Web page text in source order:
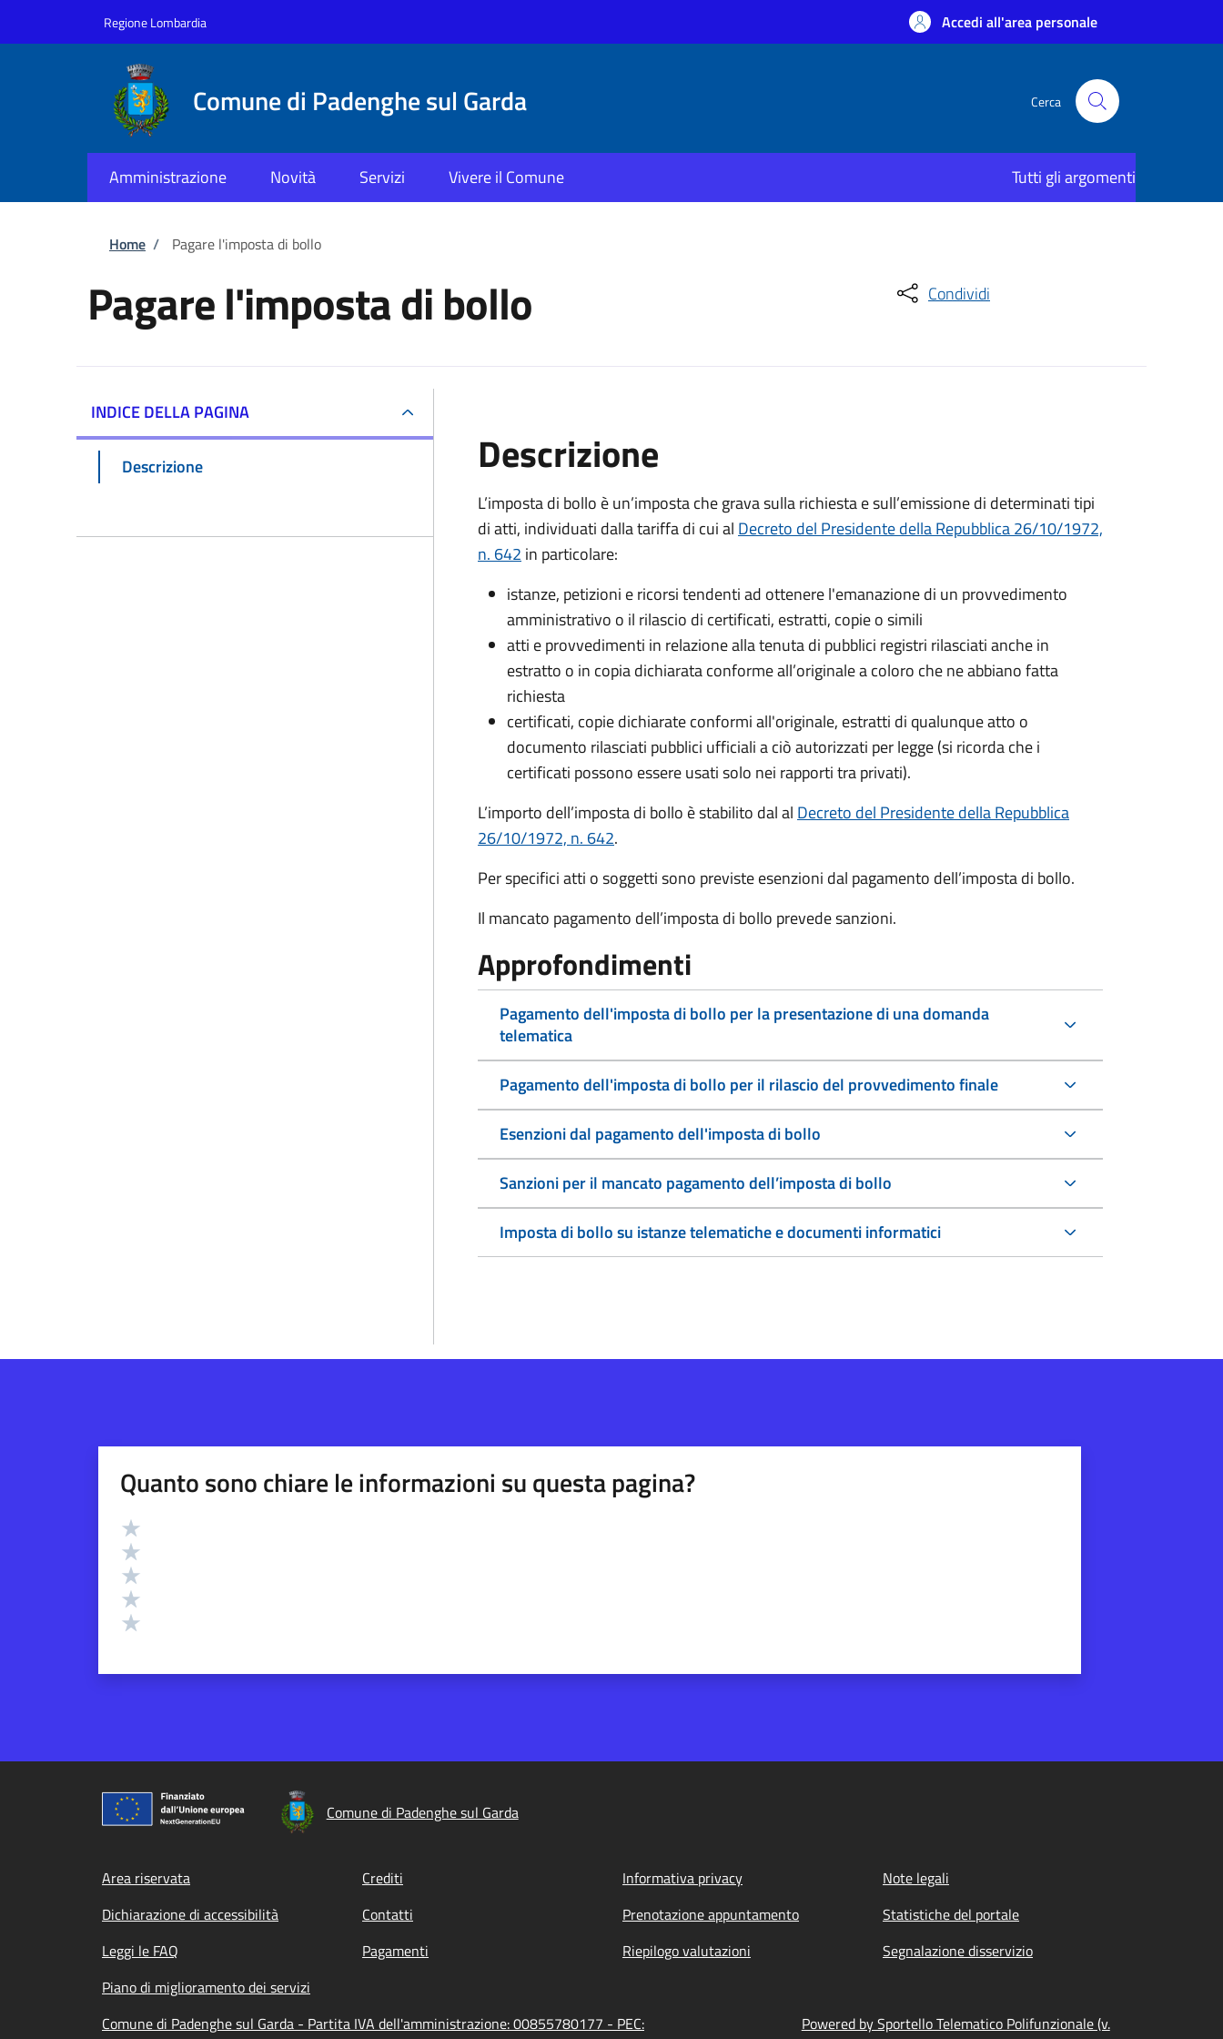
Regione Lombardia Accedi all'area personale
Comune di Padenghe sul Garda Cerca
Amministrazione Novità Servizi Vivere il Comune Tutti gli argomenti
Briciole di pane
Home / Pagare l'imposta di bollo
Pagare l'imposta di bollo Condividi
INDICE DELLA PAGINA
Descrizione Descrizione
L’imposta di bollo è un’imposta che grava sulla richiesta e sull’emissione di determinati tipi
di atti, individuati dalla tariffa di cui al Decreto del Presidente della Repubblica 26/10/1972,
n. 642 in particolare:
istanze, petizioni e ricorsi tendenti ad ottenere l'emanazione di un provvedimento
amministrativo o il rilascio di certificati, estratti, copie o simili
atti e provvedimenti in relazione alla tenuta di pubblici registri rilasciati anche in
estratto o in copia dichiarata conforme all’originale a coloro che ne abbiano fatta
richiesta
certificati, copie dichiarate conformi all'originale, estratti di qualunque atto o
documento rilasciati pubblici ufficiali a ciò autorizzati per legge (si ricorda che i
certificati possono essere usati solo nei rapporti tra privati).
L’importo dell’imposta di bollo è stabilito dal al Decreto del Presidente della Repubblica
26/10/1972, n. 642.
Per specifici atti o soggetti sono previste esenzioni dal pagamento dell’imposta di bollo.
Il mancato pagamento dell’imposta di bollo prevede sanzioni.
Approfondimenti
Pagamento dell'imposta di bollo per la presentazione di una domanda
telematica
Pagamento dell'imposta di bollo per il rilascio del provvedimento finale
Esenzioni dal pagamento dell'imposta di bollo
Sanzioni per il mancato pagamento dell’imposta di bollo
Imposta di bollo su istanze telematiche e documenti informatici
Quanto sono chiare le informazioni su questa pagina?
Valutazione
Comune di Padenghe sul Garda
Footer menu
Area riservata Crediti Informativa privacy
Note legali
Dichiarazione di accessibilità
Contatti Prenotazione appuntamento
Statistiche del portale
Leggi le FAQ
Pagamenti Riepilogo valutazioni
Segnalazione disservizio
Piano di miglioramento dei servizi
Comune di Padenghe sul Garda - Partita IVA dell'amministrazione: 00855780177 - PEC:
Powered by Sportello Telematico Polifunzionale (v.